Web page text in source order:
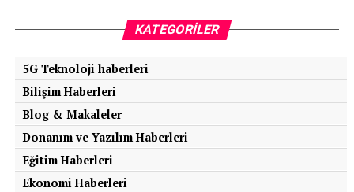
KATEGORILER
5G Teknoloji haberleri
Bilişim Haberleri
Blog & Makaleler
Donanım ve Yazılım Haberleri
Eğitim Haberleri
Ekonomi Haberleri